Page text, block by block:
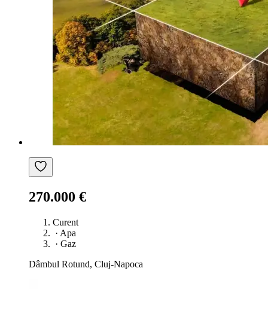
270.000 €
Curent
· Apa
· Gaz
Dâmbul Rotund, Cluj-Napoca